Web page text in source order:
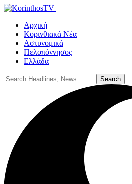
Αρχική
Κορινθιακά Νέα
Αστυνομικά
Πελοπόννησος
Ελλάδα